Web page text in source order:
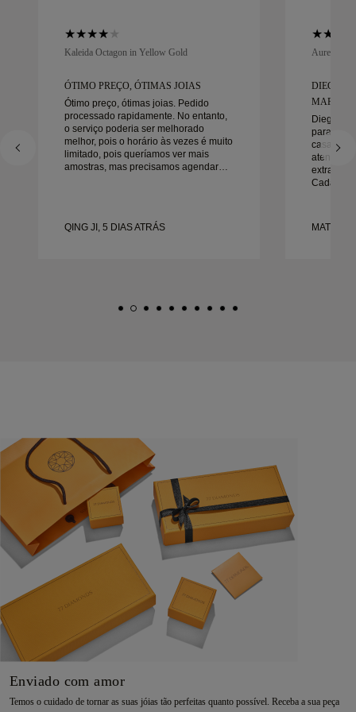
Kaleida Octagon in Yellow Gold
ÓTIMO PREÇO, ÓTIMAS JOIAS
Ótimo preço, ótimas joias. Pedido
processado rapidamente. No entanto,
o serviço poderia ser melhorado
melhor, pois o horário às vezes é muito
limitado, pois queríamos ver mais
amostras, mas precisamos agendar
QING JI, 5 DIAS ATRÁS
Aurelle in
DIEGO
Diego foi
para
atenção
Cada
Enviado com amor
Temos o cuidado de tornar as suas jóias tão perfeitas quanto possível. Receba a sua peça